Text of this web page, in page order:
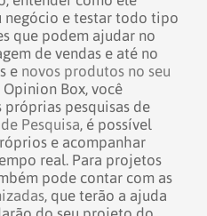
negócio e testar todo tipo
que podem ajudar no
de vendas e até no
e novos produtos no seu
Box, você
próprias pesquisas de
Pesquisa, é possível
e acompanhar
real. Para projetos
pode contar com as
, que terão a ajuda